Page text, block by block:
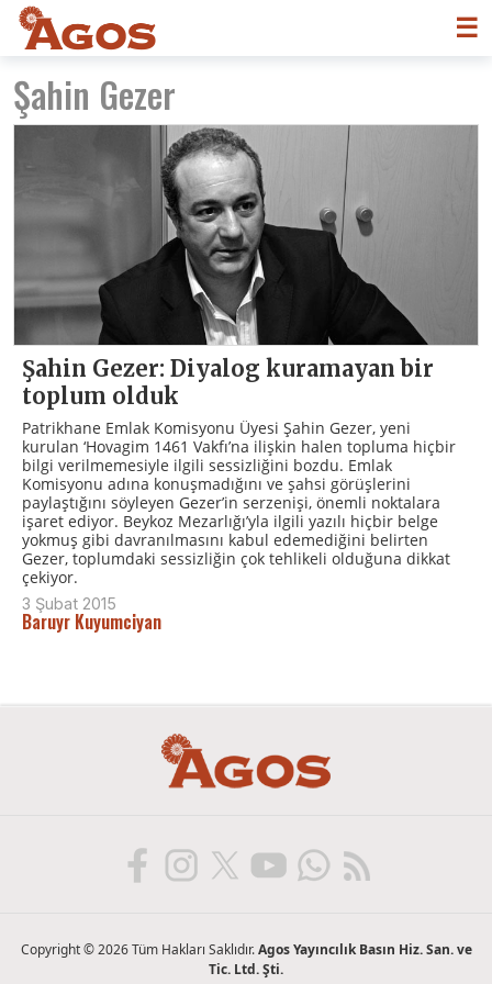
☰
Şahin Gezer
Şahin Gezer: Diyalog kuramayan bir
toplum olduk
Patrikhane Emlak Komisyonu Üyesi Şahin Gezer, yeni
kurulan ‘Hovagim 1461 Vakfı’na ilişkin halen topluma hiçbir
bilgi verilmemesiyle ilgili sessizliğini bozdu. Emlak
Komisyonu adına konuşmadığını ve şahsi görüşlerini
paylaştığını söyleyen Gezer’in serzenişi, önemli noktalara
işaret ediyor. Beykoz Mezarlığı’yla ilgili yazılı hiçbir belge
yokmuş gibi davranılmasını kabul edemediğini belirten
Gezer, toplumdaki sessizliğin çok tehlikeli olduğuna dikkat
çekiyor.
3 Şubat 2015
Baruyr Kuyumciyan
Copyright © 2026 Tüm Hakları Saklıdır.Agos Yayıncılık Basın Hiz. San. ve
Tic. Ltd. Şti.